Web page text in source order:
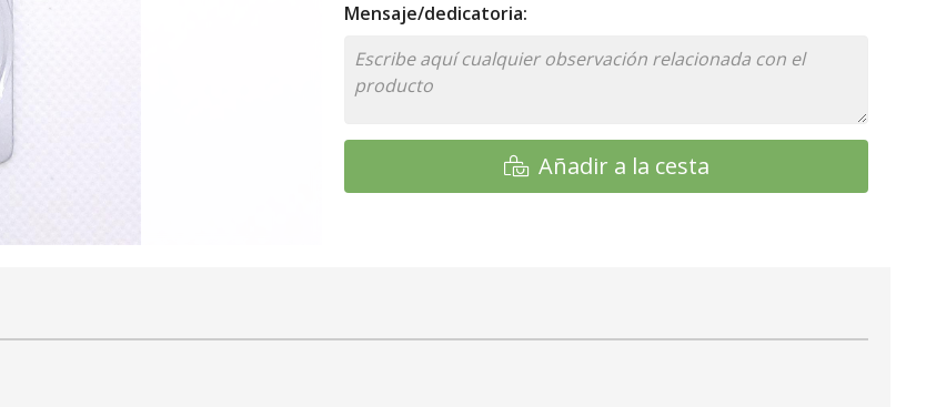
Mensaje/dedicatoria:
Añadir a la cesta